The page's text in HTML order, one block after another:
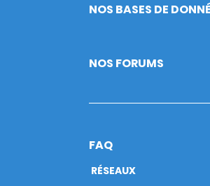
NOS BASES DE
NOS FORUMS
FAQ
RÉSEAUX